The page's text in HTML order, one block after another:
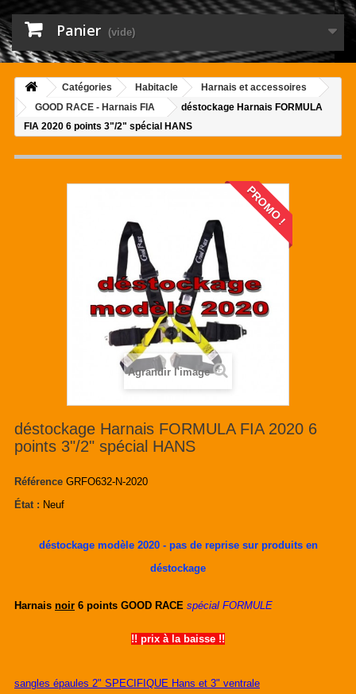
Panier (vide)
Catégories Habitacle
Harnais et accessoires
GOOD RACE - Harnais FIA
déstockage Harnais FORMULA
FIA 2020 6 points 3"/2" spécial HANS
PROMO !
Agrandir l'image
déstockage Harnais FORMULA FIA 2020 6
points 3"/2" spécial HANS
Référence GRFO632-N-2020
État : Neuf
déstockage modèle 2020 - pas de reprise sur produits en
déstockage
Harnais noir 6 points GOOD RACE spécial FORMULE
!! prix à la baisse !!
sangles épaules 2" SPECIFIQUE Hans et 3" ventrale